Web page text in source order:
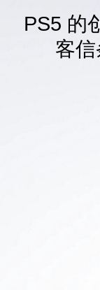
PS5 的
客